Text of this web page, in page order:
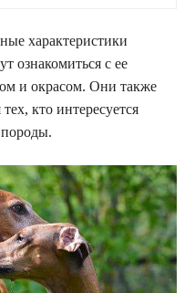
характеристики
ознакомиться с ее
и окрасом. Они также
кто интересуется